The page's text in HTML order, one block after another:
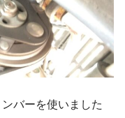
ンバーを使いました